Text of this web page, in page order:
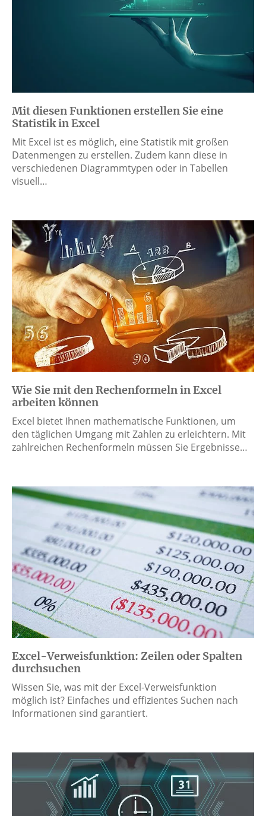
Mit diesen Funktionen erstellen Sie eine
Statistik in Excel
Mit Excel ist es möglich, eine Statistik mit großen
Datenmengen zu erstellen. Zudem kann diese in
verschiedenen Diagrammtypen oder in Tabellen
visuell…
Wie Sie mit den Rechenformeln in Excel
arbeiten können
Excel bietet Ihnen mathematische Funktionen, um
den täglichen Umgang mit Zahlen zu erleichtern. Mit
zahlreichen Rechenformeln müssen Sie Ergebnisse…
Excel-Verweisfunktion: Zeilen oder Spalten
durchsuchen
Wissen Sie, was mit der Excel-Verweisfunktion
möglich ist? Einfaches und effizientes Suchen nach
Informationen sind garantiert.